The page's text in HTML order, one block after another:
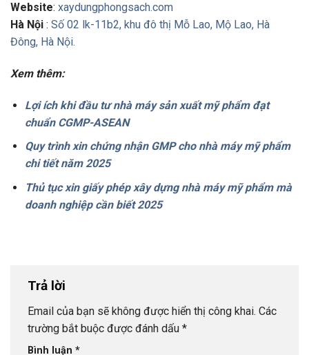
Website: xaydungphongsach.com
Hà Nội : Số 02 lk-11b2, khu đô thị Mỗ Lao, Mộ Lao, Hà
Đông, Hà Nội.
Xem thêm:
Lợi ích khi đầu tư nhà máy sản xuất mỹ phẩm đạt
chuẩn CGMP-ASEAN
Quy trình xin chứng nhận GMP cho nhà máy mỹ phẩm
chi tiết năm 2025
Thủ tục xin giấy phép xây dựng nhà máy mỹ phẩm mà
doanh nghiệp cần biết 2025
Trả lời
Email của bạn sẽ không được hiển thị công khai. Các
trường bắt buộc được đánh dấu *
Bình luận *